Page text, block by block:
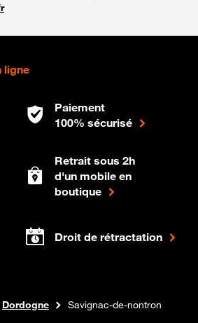
ligne
Paiement
100% sécurisé
Retrait sous 2h
d'un mobile en
boutique
Droit de rétractation
Dordogne Savignac-de-nontron